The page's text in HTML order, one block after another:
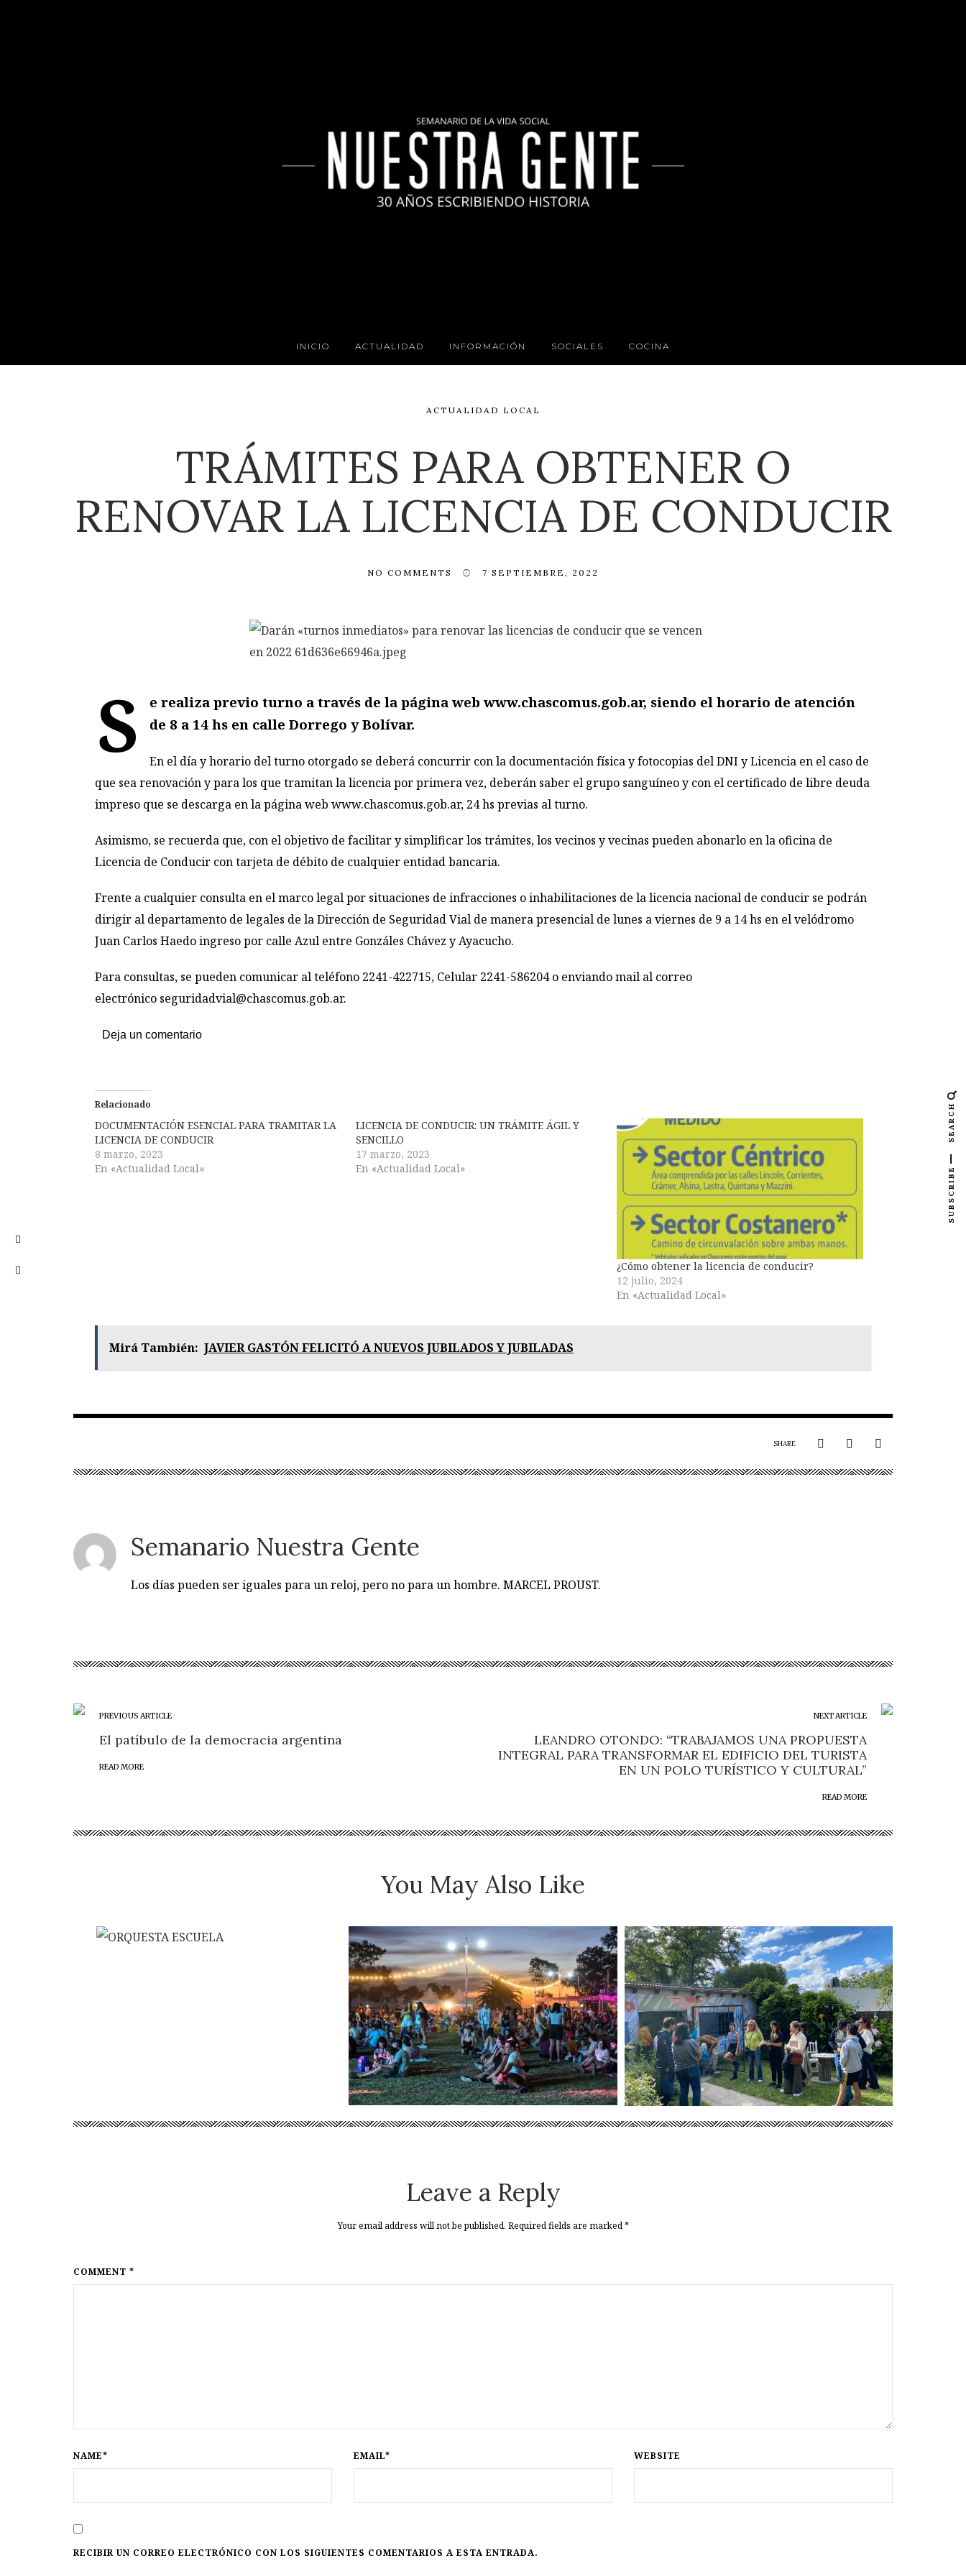
INICIO ACTUALIDAD INFORMACIÓN SOCIALES COCINA
ACTUALIDAD LOCAL
TRÁMITES PARA OBTENER O
RENOVAR LA LICENCIA DE CONDUCIR
NO COMMENTS 7 SEPTIEMBRE, 2022
S e realiza previo turno a través de la página webwww.chascomus.gob.ar, siendo el horario de atención
de 8 a 14 hs en calle Dorrego y Bolívar.
En el día y horario del turno otorgado se deberá concurrir con la documentación física y fotocopias del DNI y Licencia en el caso de
que sea renovación y para los que tramitan la licencia por primera vez, deberán saber el grupo sanguíneo y con el certificado de libre deuda
impreso que se descarga en la página web www.chascomus.gob.ar, 24 hs previas al turno.
Asimismo, se recuerda que, con el objetivo de facilitar y simplificar los trámites, los vecinos y vecinas pueden abonarlo en la oficina de
Licencia de Conducir con tarjeta de débito de cualquier entidad bancaria.
Frente a cualquier consulta en el marco legal por situaciones de infracciones o inhabilitaciones de la licencia nacional de conducir se podrán
dirigir al departamento de legales de la Dirección de Seguridad Vial de manera presencial de lunes a viernes de 9 a 14 hs en el velódromo
Juan Carlos Haedo ingreso por calle Azul entre Gonzáles Chávez y Ayacucho.
Para consultas, se pueden comunicar al teléfono 2241-422715, Celular 2241-586204 o enviando mail al correo
electrónico seguridadvial@chascomus.gob.ar.
Deja un comentario
Relacionado
DOCUMENTACIÓN ESENCIAL PARA TRAMITAR LA
LICENCIA DE CONDUCIR
8 marzo, 2023
En «Actualidad Local»
LICENCIA DE CONDUCIR: UN TRÁMITE ÁGIL Y
SENCILLO
17 marzo, 2023
En «Actualidad Local»
¿Cómo obtener la licencia de conducir?
12 julio, 2024
En «Actualidad Local»
Mirá También: JAVIER GASTÓN FELICITÓ A NUEVOS JUBILADOS Y JUBILADAS
SHARE
Semanario Nuestra Gente
Los días pueden ser iguales para un reloj, pero no para un hombre. MARCEL PROUST.
PREVIOUS ARTICLE
El patíbulo de la democracia argentina
READ MORE
NEXT ARTICLE
LEANDRO OTONDO: “TRABAJAMOS UNA PROPUESTA
INTEGRAL PARA TRANSFORMAR EL EDIFICIO DEL TURISTA
EN UN POLO TURÍSTICO Y CULTURAL”
READ MORE
You May Also Like
Leave a Reply
Your email address will not be published. Required fields are marked*
COMMENT *
NAME* EMAIL* WEBSITE
RECIBIR UN CORREO ELECTRÓNICO CON LOS SIGUIENTES COMENTARIOS A ESTA ENTRADA.
SEARCH
SUBSCRIBE